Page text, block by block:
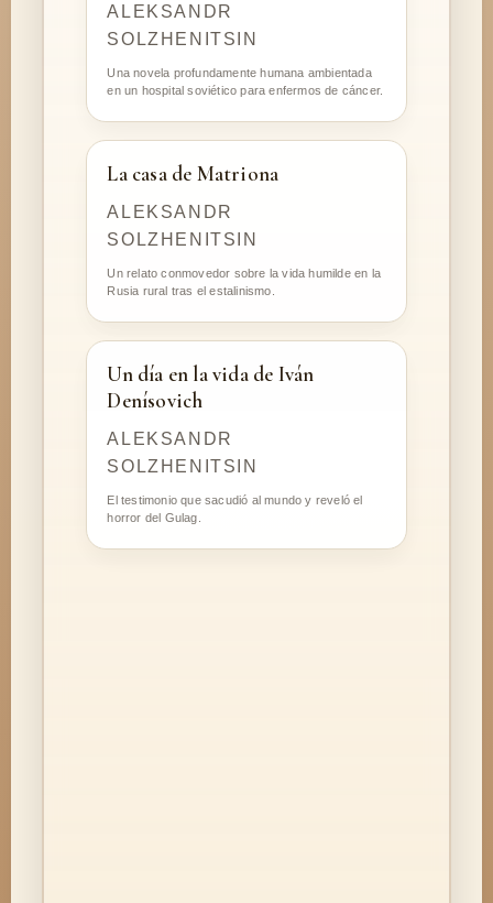
ALEKSANDR
SOLZHENITSIN
Una novela profundamente humana ambientada
en un hospital soviético para enfermos de cáncer.
La casa de Matriona
ALEKSANDR
SOLZHENITSIN
Un relato conmovedor sobre la vida humilde en la
Rusia rural tras el estalinismo.
Un día en la vida de Iván
Denísovich
ALEKSANDR
SOLZHENITSIN
El testimonio que sacudió al mundo y reveló el
horror del Gulag.